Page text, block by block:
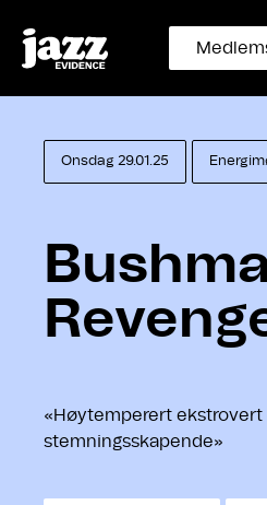
Onsdag 29.01.25
«Høytemperert ekstrovert
stemningsskapende»